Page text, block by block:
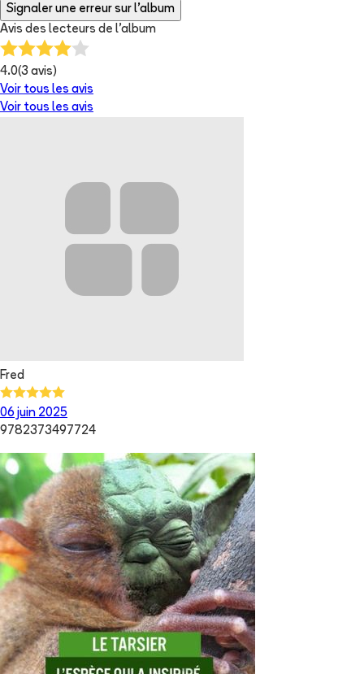
Signaler une erreur sur l'album
Avis des lecteurs de l'album
4.0(3 avis)
Voir tous les avis
Voir tous les avis
Fred
06 juin 2025
9782373497724